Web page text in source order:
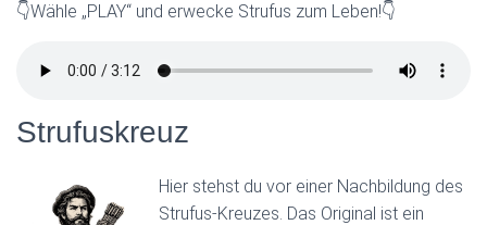
👇Wähle „PLAY“ und erwecke Strufus zum Leben!👇
Strufuskreuz
Hier stehst du vor einer Nachbildung des
Strufus-Kreuzes. Das Original ist ein